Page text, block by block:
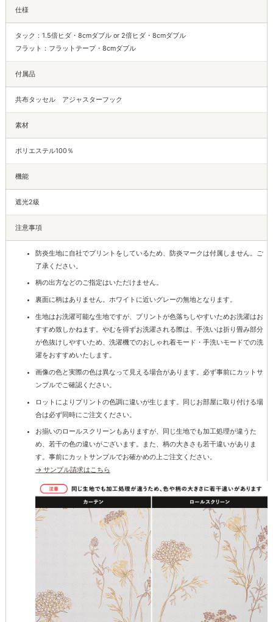
仕様
タック：1.5倍ヒダ・8cmダブル or 2倍ヒダ・8cmダブル
フラット：フラットテープ・8cmダブル
付属品
共布タッセル アジャスターフック
素材
ポリエステル100％
機能
遮光2級
注意事項
防炎生地に自社でプリントをしているため、防炎マークは付属しません。ご
了承ください。
柄の出方などのご指定はいただけません。
裏面に柄はありません。ホワイトに近いグレーの無地となります。
生地はお洗濯可能な生地ですが、プリントが色落ちしやすいためお洗濯はお
すすめ致しかねます。やむを得ずお洗濯される際は、手洗いは折り畳み部分
が色抜けしやすいため、洗濯機でのおしゃれ着モード・手洗いモードでの洗
濯をおすすめいたします。
画像の色と実際の色は異なって見える場合があります。必ず事前にカットサ
ンプルでご確認ください。
ロットによりプリントの色調に違いが生じます。同じお部屋に取り付ける場
合は必ず同時にご注文ください。
お揃いのロールスクリーンもありますが、同じ生地でも加工処理が違うた
め、若干の色の違いがございます。また、柄の大きさも若干違いがありま
す。事前にカットサンプルでお確かめの上ご注文ください。
→ サンプル請求はこちら